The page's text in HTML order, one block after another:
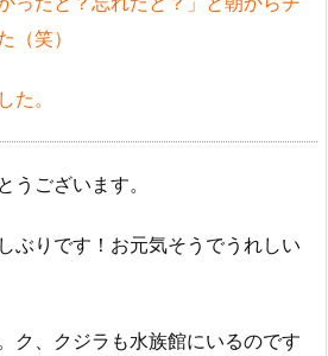
（笑）
た。
うございます。
ぶりです！お元気そうでうれしい
ク、クジラも水族館にいるのです